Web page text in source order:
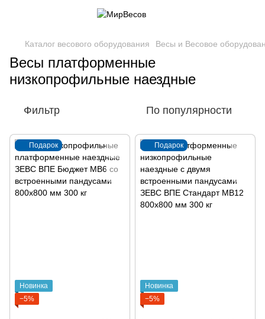
Каталог весового оборудования Весы и Весовое
Весы платформенные
низкопрофильные наездные
Фильтр По популярности
Подарок
Новинка
−5%
Подарок
Новинка
−5%